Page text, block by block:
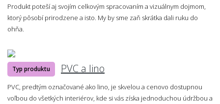
Produkt poteší aj svojím celkovým spracovaním a vizuálnym dojmom,
ktorý pôsobí prirodzene a isto. My by sme zaň skrátka dali ruku do
ohňa.
Typ produktu PVC a lino
PVC, predtým označované ako lino, je skvelou a cenovo dostupnou
voľbou do všetkých interiérov, kde si vás získa jednoduchou údržbou a